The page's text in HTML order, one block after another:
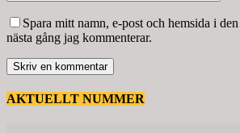
Spara mitt namn, e-post och hemsida i
nästa gång jag kommenterar.
AKTUELLT NUMMER